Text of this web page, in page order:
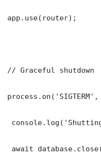
app.use(router);
// Graceful shutdown
await